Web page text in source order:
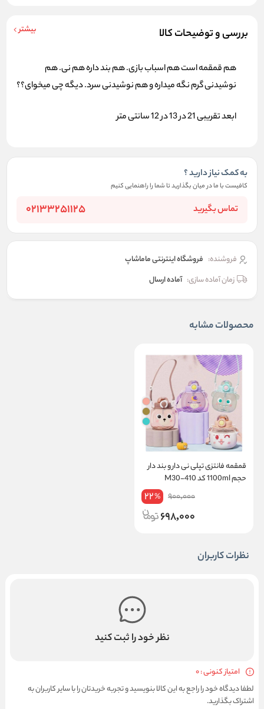
بررسی و توضیحات کالا بیشتر
هم قمقمه است هم اسباب بازی. هم بند داره هم نی. هم
نوشیدنی گرم نگه میداره و هم نوشیدنی سرد. دیگه چی میخوای؟؟
ابعد تقریبی 21 در 13 در 12 سانتی متر
به کمک نیاز دارید ؟
کافیست با ما در میان بگذارید تا شما را راهنمایی کنیم
تماس بگیرید 02133251125
فروشنده: فروشگاه اینترنتی ماماشاپ
زمان آماده سازی: آماده ارسال
محصولات مشابه
قمقمه فانتزی تپلی نی دار و بند دار
حجم 1100ml کد 410-M30
900,000
22%
698,000
نظرات کاربران
نظر خود را ثبت کنید
امتیاز کنونی : 0
لطفا دیدگاه خود را راجع به این کالا بنویسید و تجربه خریدتان را با سایر کاربران به
اشتراک بگذارید.